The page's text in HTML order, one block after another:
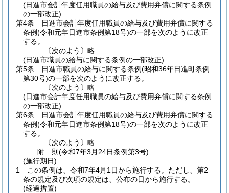
(日進市会計年度任用職員の給与及び費用弁償に関する条例
の一部改正)
第4条
日進市会計年度任用職員の給与及び費用弁償に関する
条例(令和元年日進市条例第18号)の一部を次のように改正
する。
〔次のよう〕略
(日進市職員の給与に関する条例の一部改正)
第5条
日進市職員の給与に関する条例(昭和36年日進町条例
第30号)の一部を次のように改正する。
〔次のよう〕略
(日進市会計年度任用職員の給与及び費用弁償に関する条例
の一部改正)
第6条
日進市会計年度任用職員の給与及び費用弁償に関する
条例(令和元年日進市条例第18号)の一部を次のように改正
する。
〔次のよう〕略
附 則(令和7年3月24日条例第3号)
(施行期日)
1
この条例は、令和7年4月1日から施行する。 ただし、第2
条の規定及び次項の規定は、公布の日から施行する。
(経過措置)